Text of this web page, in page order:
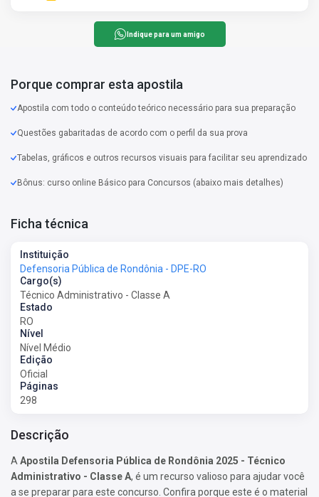
Indique para um amigo
Porque comprar esta apostila
Apostila com todo o conteúdo teórico necessário para sua preparação
Questões gabaritadas de acordo com o perfil da sua prova
Tabelas, gráficos e outros recursos visuais para facilitar seu aprendizado
Bônus: curso online Básico para Concursos (abaixo mais detalhes)
Ficha técnica
Instituição
Defensoria Pública de Rondônia - DPE-RO
Cargo(s)
Técnico Administrativo - Classe A
Estado
RO
Nível
Nível Médio
Edição
Oficial
Páginas
298
Descrição
A Apostila Defensoria Pública de Rondônia 2025 - Técnico
Administrativo - Classe A, é um recurso valioso para ajudar você
a se preparar para este concurso. Confira porque este é o material